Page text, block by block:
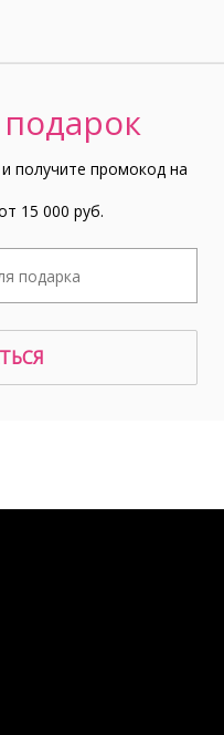
получите промокод на
15 000 руб.